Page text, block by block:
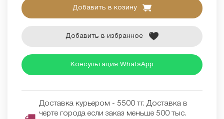
Добавить в козину
Добавить в избранное
Консультация WhatsApp
Доставка курьером - 5500 тг. Доставка в
черте города если заказ меньше 500 тыс.